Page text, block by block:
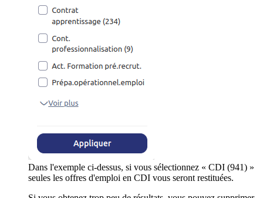
Dans l'exemple ci-dessus, si vous sélectionnez « CDI (941) »
seules les offres d'emploi en CDI vous seront restituées.